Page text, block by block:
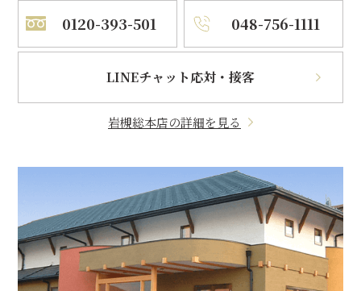
0120-393-501 048-756-1111
LINEチャット応対・接客
岩槻総本店の詳細を見る